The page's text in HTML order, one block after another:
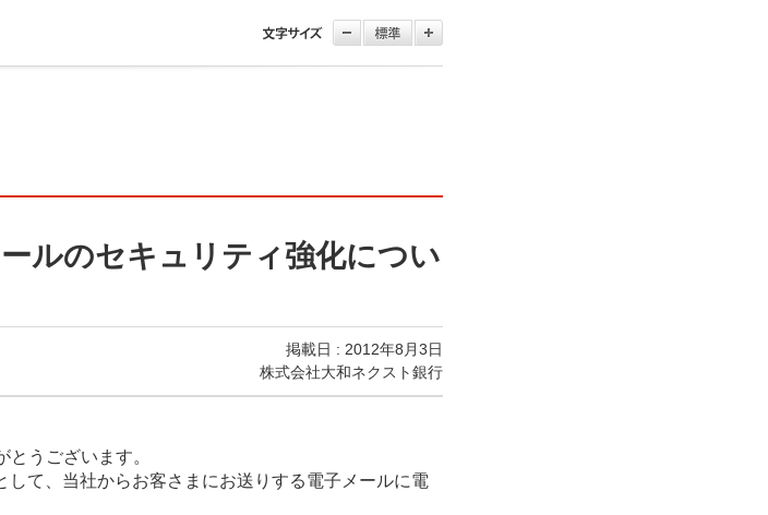
ルのセキュリティ強化につい
掲載日 : 2012年8月3日
株式会社大和ネクスト銀行
うございます。
て、当社からお客さまにお送りする電子メールに電